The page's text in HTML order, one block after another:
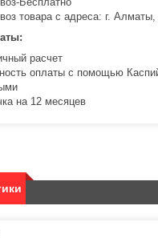
товара с адреса: г.
расчет
оплаты с помощью
на 12 месяцев